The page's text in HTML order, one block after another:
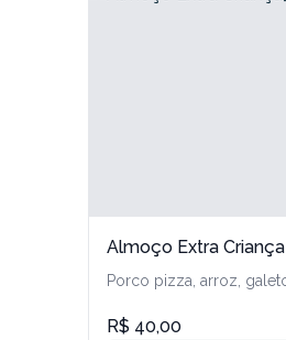
Master B - Feminino
Parado/Esgotado
Master C - Feminino
Almoço Extra Criança
R$ 40,00